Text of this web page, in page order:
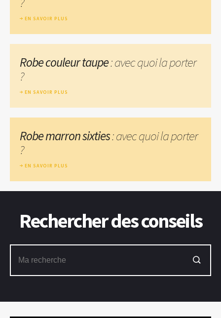
EN SAVOIR PLUS
Robe couleur taupe: avec quoi la porter
?
EN SAVOIR PLUS
Robe marron sixties: avec quoi la porter
?
EN SAVOIR PLUS
Rechercher des conseils